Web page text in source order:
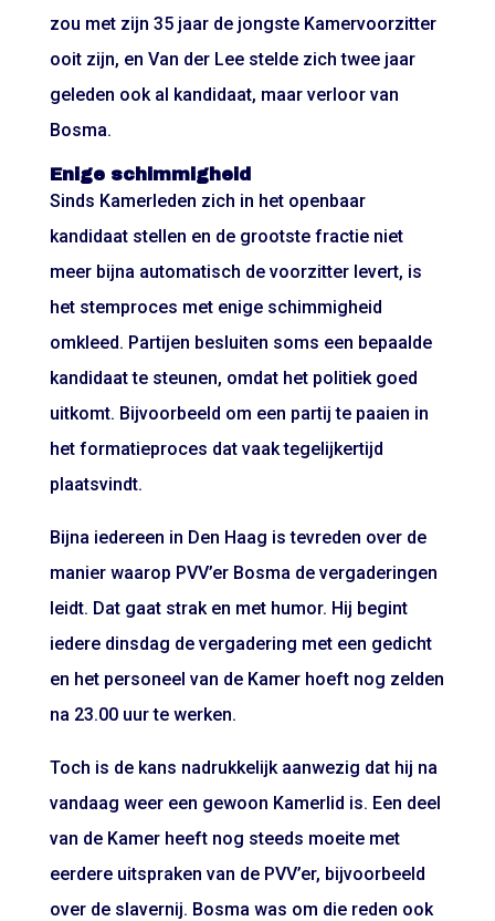
zou met zijn 35 jaar de jongste Kamervoorzitter
ooit zijn, en Van der Lee stelde zich twee jaar
geleden ook al kandidaat, maar verloor van
Bosma.
Enige schimmigheid
Sinds Kamerleden zich in het openbaar
kandidaat stellen en de grootste fractie niet
meer bijna automatisch de voorzitter levert, is
het stemproces met enige schimmigheid
omkleed. Partijen besluiten soms een bepaalde
kandidaat te steunen, omdat het politiek goed
uitkomt. Bijvoorbeeld om een partij te paaien in
het formatieproces dat vaak tegelijkertijd
plaatsvindt.
Bijna iedereen in Den Haag is tevreden over de
manier waarop PVV’er Bosma de vergaderingen
leidt. Dat gaat strak en met humor. Hij begint
iedere dinsdag de vergadering met een gedicht
en het personeel van de Kamer hoeft nog zelden
na 23.00 uur te werken.
Toch is de kans nadrukkelijk aanwezig dat hij na
vandaag weer een gewoon Kamerlid is. Een deel
van de Kamer heeft nog steeds moeite met
eerdere uitspraken van de PVV’er, bijvoorbeeld
over de slavernij. Bosma was om die reden ook